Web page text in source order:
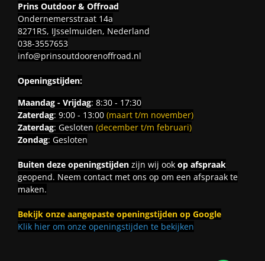
Prins Outdoor & Offroad
Ondernemersstraat 14a
8271RS, IJsselmuiden, Nederland
038-3557653
info@prinsoutdoorenoffroad.nl
Openingstijden:
Maandag - Vrijdag: 8:30 - 17:30
Zaterdag: 9:00 - 13:00 (maart t/m november)
Zaterdag: Gesloten (december t/m februari)
Zondag: Gesloten
Buiten deze openingstijdenzijn wij ook op afspraak
geopend. Neem contact met ons op om een afspraak te
maken.
Bekijk onze aangepaste openingstijden op Google
Klik hier om onze openingstijden te bekijken